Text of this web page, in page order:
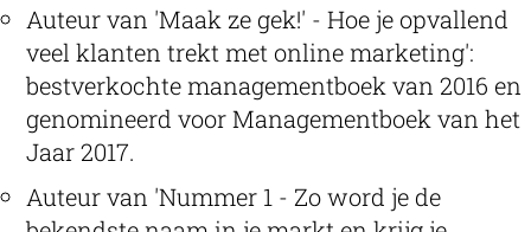
Auteur van 'Maak ze gek!' - Hoe je opvallend
veel klanten trekt met online marketing':
bestverkochte managementboek van 2016 en
genomineerd voor Managementboek van het
Jaar 2017.
Auteur van 'Nummer 1 - Zo word je de